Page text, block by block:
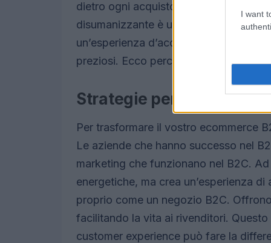
I want
dietro ogni acquisto c’è una persona
disumanizzante è un grosso errore.La
un’esperienza d’acquisto
preziosi. Ecco perché è
Strategie per un
Per trasformare il vostro ecommerce
Le aziende che hanno successo nel
marketing che funzionano nel B2C.
energetiche, ma crea un’esperienza
proprio come un negozio B2C.
facilitando la vita ai rivenditori.
customer experience può fare la